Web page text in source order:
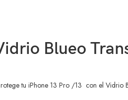
Blueo
tu iPhone 13 Pro /13 con el Vidrio